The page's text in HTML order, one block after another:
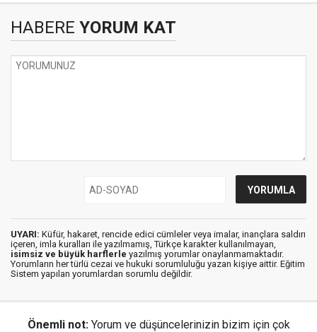
HABERE YORUM KAT
UYARI: Küfür, hakaret, rencide edici cümleler veya imalar, inançlara saldırı
içeren, imla kuralları ile yazılmamış, Türkçe karakter kullanılmayan,
isimsiz ve büyük harflerle yazılmış yorumlar onaylanmamaktadır.
Yorumların her türlü cezai ve hukuki sorumluluğu yazan kişiye aittir. Eğitim
Sistem yapılan yorumlardan sorumlu değildir.
Önemli not: Yorum ve düşüncelerinizin bizim için çok